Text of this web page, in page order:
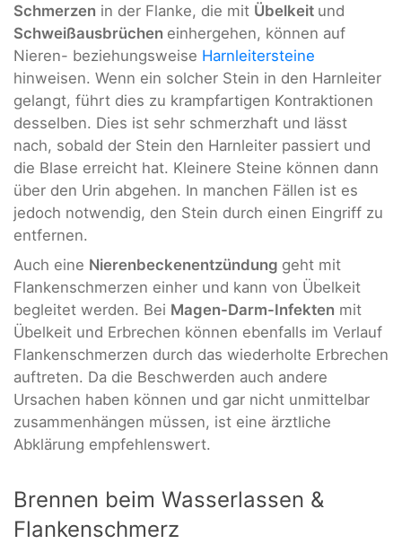
Schmerzen in der Flanke, die mit Übelkeit und
Schweißausbrüchen einhergehen, können auf
Nieren- beziehungsweise Harnleitersteine
hinweisen. Wenn ein solcher Stein in den Harnleiter
gelangt, führt dies zu krampfartigen Kontraktionen
desselben. Dies ist sehr schmerzhaft und lässt
nach, sobald der Stein den Harnleiter passiert und
die Blase erreicht hat. Kleinere Steine können dann
über den Urin abgehen. In manchen Fällen ist es
jedoch notwendig, den Stein durch einen Eingriff zu
entfernen.
Auch eine Nierenbeckenentzündung geht mit
Flankenschmerzen einher und kann von Übelkeit
begleitet werden. Bei Magen-Darm-Infekten mit
Übelkeit und Erbrechen können ebenfalls im Verlauf
Flankenschmerzen durch das wiederholte Erbrechen
auftreten. Da die Beschwerden auch andere
Ursachen haben können und gar nicht unmittelbar
zusammenhängen müssen, ist eine ärztliche
Abklärung empfehlenswert.
Brennen beim Wasserlassen &
Flankenschmerz